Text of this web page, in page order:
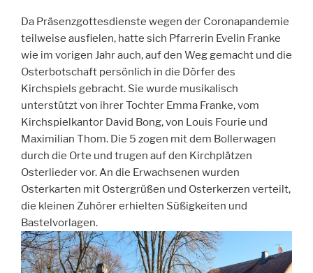
Da Präsenzgottesdienste wegen der Coronapandemie
teilweise ausfielen, hatte sich Pfarrerin Evelin Franke
wie im vorigen Jahr auch, auf den Weg gemacht und die
Osterbotschaft persönlich in die Dörfer des
Kirchspiels gebracht. Sie wurde musikalisch
unterstützt von ihrer Tochter Emma Franke, vom
Kirchspielkantor David Bong, von Louis Fourie und
Maximilian Thom. Die 5 zogen mit dem Bollerwagen
durch die Orte und trugen auf den Kirchplätzen
Osterlieder vor. An die Erwachsenen wurden
Osterkarten mit Ostergrüßen und Osterkerzen verteilt,
die kleinen Zuhörer erhielten Süßigkeiten und
Bastelvorlagen.